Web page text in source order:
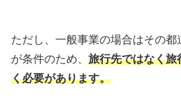
ただし、一般事業の場合はその都
が条件のため、 旅行先ではなく旅
く必要があります。